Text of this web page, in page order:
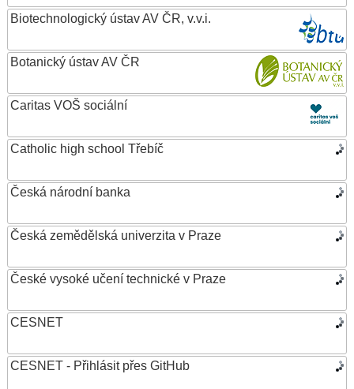
Biotechnologický ústav AV ČR, v.v.i.
Botanický ústav AV ČR
Caritas VOŠ sociální
Catholic high school Třebíč
Česká národní banka
Česká zemědělská univerzita v Praze
České vysoké učení technické v Praze
CESNET
CESNET - Přihlásit přes GitHub